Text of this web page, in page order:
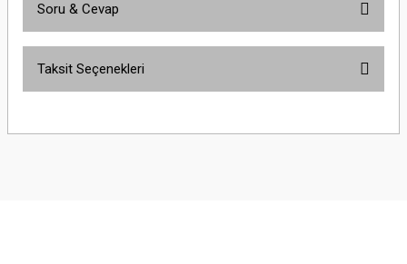
Soru & Cevap
Soru Sor
Taksit Seçenekleri